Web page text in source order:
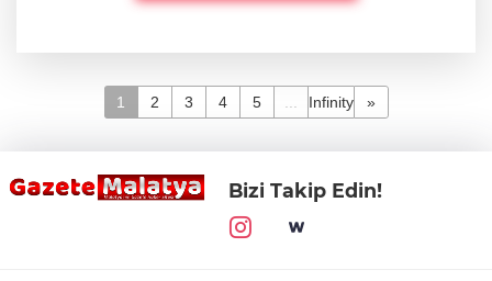
1 2 3 4 5 Infinity »
Bizi Takip Edin!